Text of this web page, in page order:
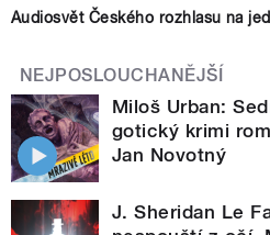
Audiosvět Českého rozhlasu na
NEJPOSLOUCHANĚJŠÍ
Miloš Urban:
gotický krimi
Jan Novotný
J. Sheridan Le